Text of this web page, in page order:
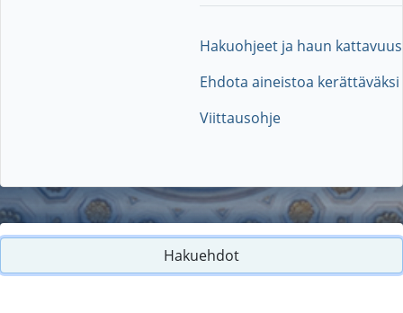
Hakuohjeet ja haun kattavuus
Ehdota aineistoa kerättäväksi
Viittausohje
Hakuehdot